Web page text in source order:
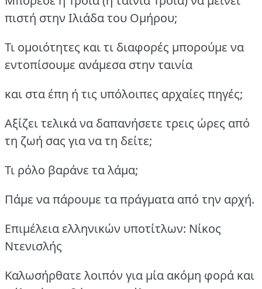
πιστή στην Ιλιάδα του Ομήρου;
Τι ομοιότητες και τι διαφορές μπορούμε να
εντοπίσουμε ανάμεσα στην ταινία
και στα έπη ή τις υπόλοιπες αρχαίες πηγές;
Αξίζει τελικά να δαπανήσετε τρεις ώρες από
τη ζωή σας για να τη δείτε;
Τι ρόλο βαράνε τα λάμα;
Πάμε να πάρουμε τα πράγματα από την αρχή.
Επιμέλεια ελληνικών υποτίτλων: Νίκος
Ντενισλής
Καλωσήρθατε λοιπόν για μία ακόμη φορά και